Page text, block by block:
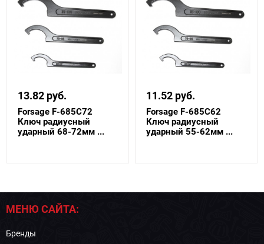
13.82 руб.
Forsage F-685C72
Ключ радиусный
ударный 68-72мм ...
11.52 руб.
Forsage F-685C62
Ключ радиусный
ударный 55-62мм ...
МЕНЮ САЙТА:
Бренды